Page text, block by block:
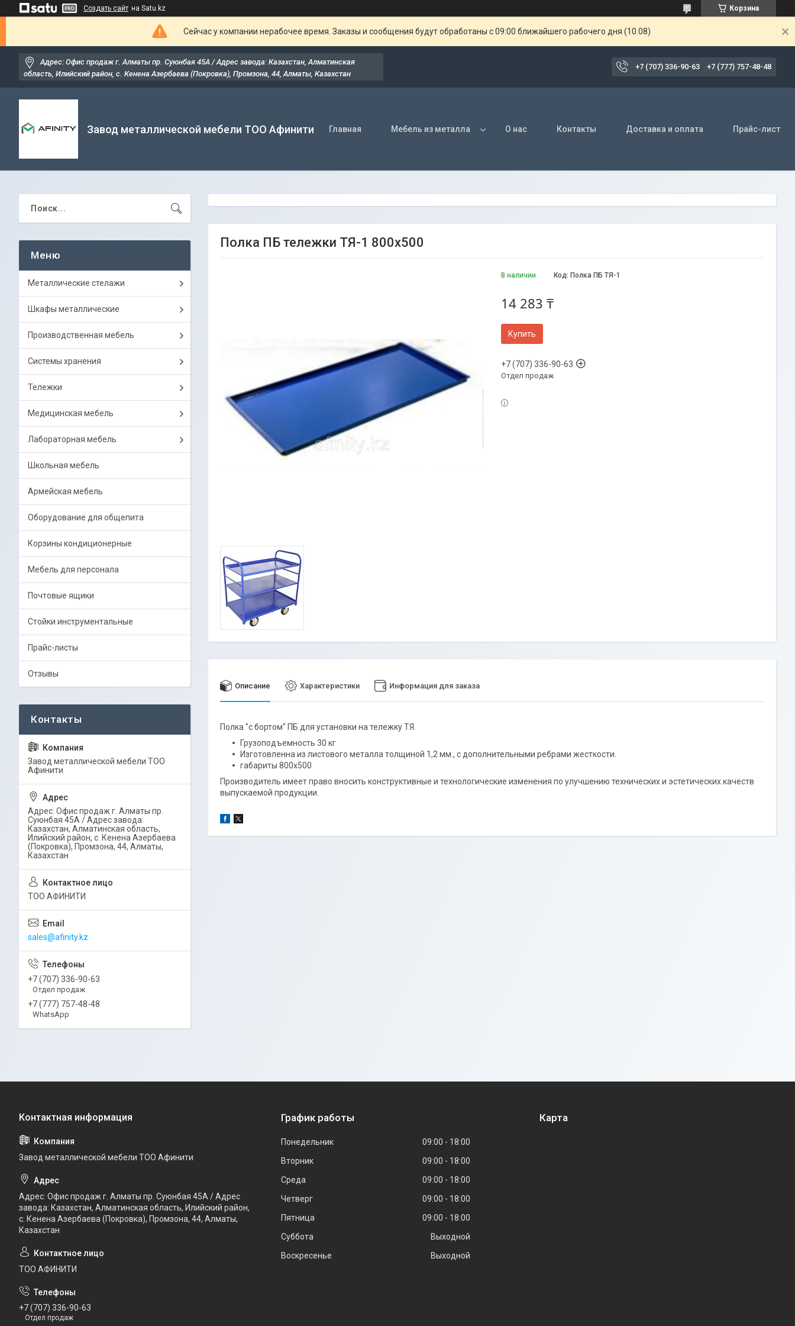
Создать сайт на Satu.kz Корзина
Сейчас у компании нерабочее время. Заказы и сообщения будут обработаны с 09:00 ближайшего рабочего дня (10.08)
Адрес: Офис продаж г. Алматы пр. Суюнбая 45А / Адрес завода: Казахстан, Алматинская
область, Илийский район, ​с. Кенена Азербаева (Покровка), Промзона, 44​, Алматы, Казахстан
+7 (707) 336-90-63 +7 (777) 757-48-48
Завод металлической мебели ТОО Афинити Главная Мебель из металла О нас Контакты Доставка и оплата Прайс-лист
Полка ПБ тележки ТЯ-1 800х500
В наличии Код: Полка ПБ ТЯ-1
14 283 ₸
Купить
+7 (707) 336-90-63
Отдел продаж
Описание Характеристики Информация для заказа
Полка "с бортом" ПБ для установки на тележку ТЯ.
Грузоподъемность 30 кг
Изготовленна из листового металла толщиной 1,2 мм., с дополнительными ребрами жесткости.
габариты 800х500
Производитель имеет право вносить конструктивные и технологические изменения по улучшению технических и эстетических качеств
выпускаемой продукции.
Металлические стелажи
Шкафы металлические
Производственная мебель
Системы хранения
Тележки
Медицинская мебель
Лабораторная мебель
Школьная мебель
Армейская мебель
Оборудование для общепита
Корзины кондиционерные
Мебель для персонала
Почтовые ящики
Стойки инструментальные
Прайс-листы
Отзывы
Завод металлической мебели ТОО
Афинити
Адрес: Офис продаж г. Алматы пр.
Суюнбая 45А / Адрес завода:
Казахстан, Алматинская область,
Илийский район, ​с. Кенена Азербаева
(Покровка), Промзона, 44​, Алматы,
Казахстан
ТОО АФИНИТИ
sales@afinity.kz
+7 (707) 336-90-63
Отдел продаж
+7 (777) 757-48-48
WhatsApp
Завод металлической мебели ТОО Афинити
Адрес: Офис продаж г. Алматы пр. Суюнбая 45А / Адрес
завода: Казахстан, Алматинская область, Илийский район, ​
с. Кенена Азербаева (Покровка), Промзона, 44​, Алматы,
Казахстан
ТОО АФИНИТИ
+7 (707) 336-90-63
Отдел продаж
График работы
Понедельник 09:00
18:00
Вторник
09:00
18:00
Среда
09:00
18:00
Четверг
09:00
18:00
Пятница
09:00
18:00
Суббота
Выходной
Воскресенье
Выходной
Карта